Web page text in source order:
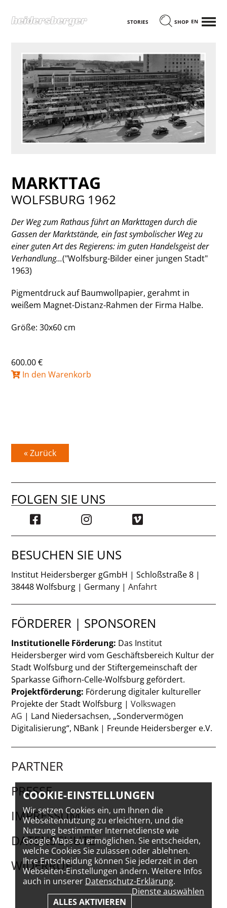
STORIES SHOP ENGLISCH
MENÜ
MARKTTAG
WOLFSBURG 1962
Der Weg zum Rathaus führt an Markttagen durch die
Gassen der Marktstände, ein fast symbolischer Weg zu
einer guten Art des Regierens: im guten Handelsgeist der
Verhandlung...("Wolfsburg-Bilder einer jungen Stadt"
1963)
Pigmentdruck auf Baumwollpapier, gerahmt in
weißem Magnet-Distanz-Rahmen der Firma Halbe.
Größe: 30x60 cm
600.00 €
In den Warenkorb
« Zurück
FOLGEN SIE UNS
BESUCHEN SIE UNS
Institut Heidersberger gGmbH | Schloßstraße 8 |
38448 Wolfsburg | Germany |Anfahrt
FÖRDERER | SPONSOREN
Institutionelle Förderung: Das Institut
Heidersberger wird vom Geschäftsbereich Kultur der
Stadt Wolfsburg und der Stiftergemeinschaft der
Sparkasse Gifhorn-Celle-Wolfsburg gefördert.
Projektförderung: Förderung digitaler kultureller
Projekte der Stadt Wolfsburg |Volkswagen
AG | Land Niedersachsen, „Sondervermögen
Digitalisierung“, NBank | Freunde Heidersberger e.V.
PARTNER
PRESSE
IMPRESSUM
DATENSCHUTZ
WIDERRUF
COOKIE-EINSTELLUNGEN
Wir setzen Cookies ein, um Ihnen die
Webseitennutzung zu erleichtern, und die
Nutzung bestimmter Internetdienste wie
Google Maps zu ermöglichen. Sie entscheiden,
welche Cookies Sie zulassen oder ablehnen.
Ihre Entscheidung können Sie jederzeit in den
Webseiten-Einstellungen ändern. Weitere Infos
auch in unserer Datenschutz-Erklärung.
Dienste auswählen
ALLES AKTIVIEREN